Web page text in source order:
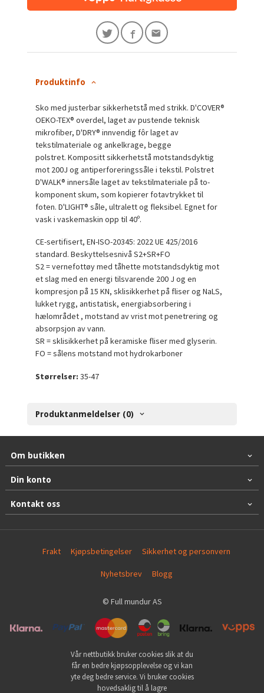
Produktinfo
Sko med justerbar sikkerhetstå med strikk.D'COVER®
OEKO-TEX® overdel, laget av pustende teknisk
mikrofiber, D'DRY® innvendig fôr laget av
tekstilmateriale og ankelkrage, begge
polstret.Kompositt sikkerhetstå motstandsdyktig
mot 200J og antiperforeringssåle i tekstil.Polstret
D'WALK® innersåle laget av tekstilmateriale på to-
komponent skum, som kopierer fotavtrykket til
foten.D'LIGHT® såle, ultralett og fleksibel.Egnet for
vask i vaskemaskin opp til 40º.
CE-sertifisert, EN-ISO-20345: 2022 UE 425/2016
standard.Beskyttelsesnivå S2+SR+FO
S2 = vernefottøy med tåhette motstandsdyktig mot
et slag med en energi tilsvarende 200 J og en
kompresjon på 15 KN, sklisikkerhet på fliser og NaLS,
lukket rygg, antistatisk, energiabsorbering i
hælområdet , motstand av vrist mot penetrering og
absorpsjon av vann.
SR = sklisikkerhet på keramiske fliser med glyserin.
FO = sålens motstand mot hydrokarboner
Størrelser:35-47
Produktanmeldelser (0)
Om butikken
Din konto
Kontakt oss
Frakt Kjøpsbetingelser Sikkerhet og personvern
Nyhetsbrev Blogg
© Full mundur AS
Vår nettbutikk bruker cookies slik at du
får en bedre kjøpsopplevelse og vi kan
yte deg bedre service. Vi bruker cookies
hovedsaklig til å lagre